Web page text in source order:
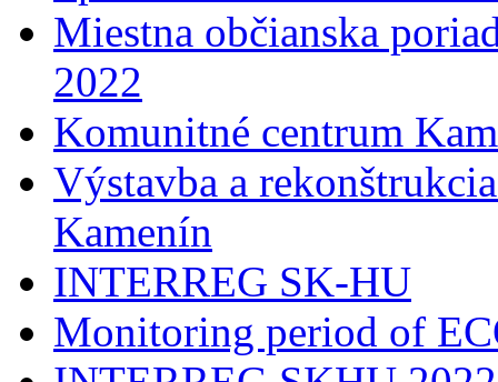
Miestna občianska
2022
Komunitné centrum
Výstavba a
Kamenín
INTERREG SK-HU
Monitoring period of